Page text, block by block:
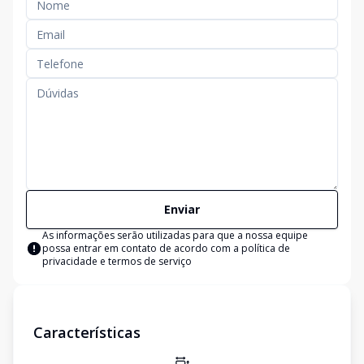
Enviar
As informações serão utilizadas para que a nossa equipe
possa entrar em contato de acordo com a política de
privacidade e termos de serviço
Características